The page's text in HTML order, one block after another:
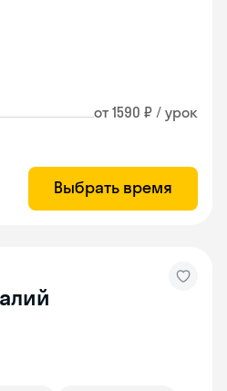
от 1590 ₽ / урок
Выбрать время